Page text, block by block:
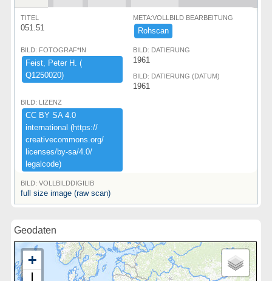
TITEL
051.51
META:VOLLBILD BEARBEITUNG
Rohscan
BILD: FOTOGRAF*IN
Feist,​ ​Peter ​H.​ ​(​
Q1250020)​
BILD: DATIERUNG
1961
BILD: DATIERUNG (DATUM)
1961
BILD: LIZENZ
CC ​BY ​SA ​4.​0 ​
international ​(​https:​/​/​
creativecommons.​org/​
licenses/​by-​sa/​4.​0/​
legalcode)​
BILD: VOLLBILDDIGILIB
full size image (raw scan)
Geodaten